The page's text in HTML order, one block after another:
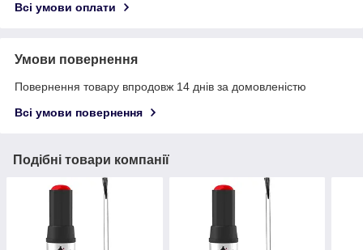
Всі умови оплати
Умови повернення
Повернення товару впродовж 14 днів за домовленістю
Всі умови повернення
Подібні товари компанії